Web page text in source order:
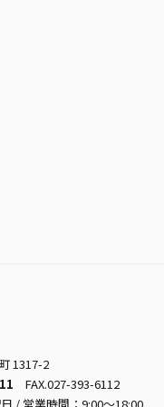
1317-2
FAX.027-393-6112